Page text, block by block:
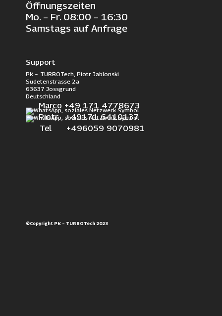
Öffnungszeiten
Mo. – Fr. 08:00 – 16:30
Samstags auf Anfrage
Support
PK – TURBOTech, Piotr Jablonski
Sudetenstrasse 2a
63637 Jossgrund
Deutschland
Marco +49 171 4778673
Piotr +49171 6410137
Tel +496059 9070981
©Copyright PK – TURBOTech 2023